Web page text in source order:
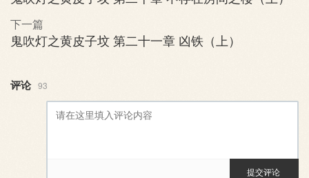
下一篇
鬼吹灯之黄皮子坟 第二十一章 凶铁（上）
评论 93
提交评论